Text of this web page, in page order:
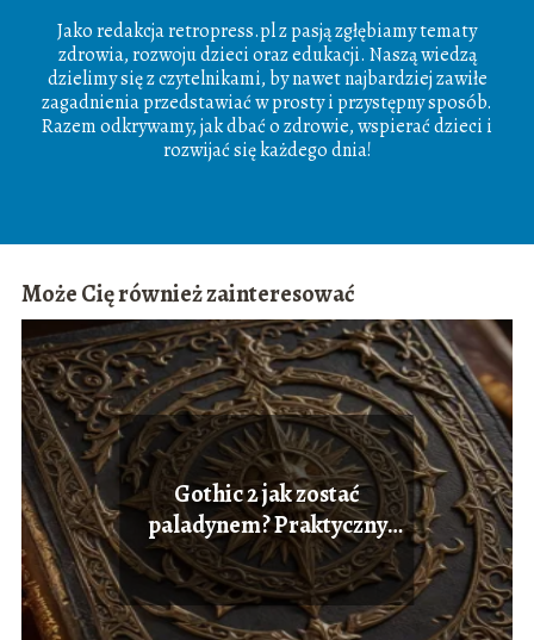
Jako redakcja retropress.pl z pasją zgłębiamy tematy
zdrowia, rozwoju dzieci oraz edukacji. Naszą wiedzą
dzielimy się z czytelnikami, by nawet najbardziej zawiłe
zagadnienia przedstawiać w prosty i przystępny sposób.
Razem odkrywamy, jak dbać o zdrowie, wspierać dzieci i
rozwijać się każdego dnia!
Może Cię również zainteresować
Gothic 2 jak zostać
paladynem? Praktyczny
przewodnik